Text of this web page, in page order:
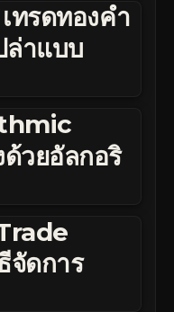
ทรดทองคำ
ล่าแบบ
วยอัลกอริ
ดการ